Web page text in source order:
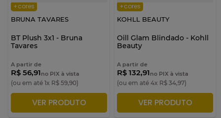
+cores
BRUNA TAVARES
BT Plush 3x1 - Bruna
Tavares
A partir de
R$ 56,91no PIX à vista
(ou em até 1x R$ 59,90)
ADICIONAR À SACOLA
VER PRODUTO
+cores
KOHLL BEAUTY
Oill Glam Blindado - Kohll
Beauty
A partir de
R$ 132,91no PIX à vista
(ou em até 4x R$ 34,97)
ADICIONAR À SACOLA
VER PRODUTO